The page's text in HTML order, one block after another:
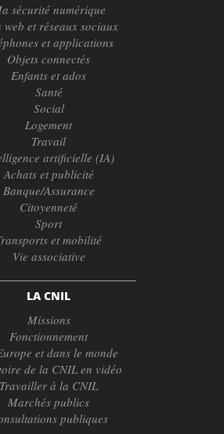
sécurité numérique
web et réseaux sociaux
et applications
Objets connectés
Enfants et ados
Santé
Social
Logement
Travail
artificielle (IA)
Achats et publicité
Banque/Assurance
Citoyenneté
Sport
et mobilité
Vie associative
LA CNIL
Missions
Fonctionnement
et dans le monde
de la CNIL en vidéo
Travailler à la CNIL
Marchés publics
publiques